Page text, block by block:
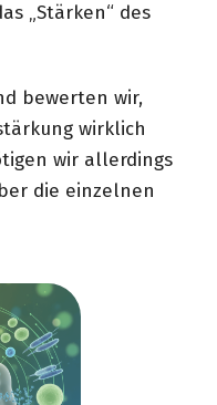
„Stärken“ des
bewerten wir,
wirklich
wir allerdings
die einzelnen